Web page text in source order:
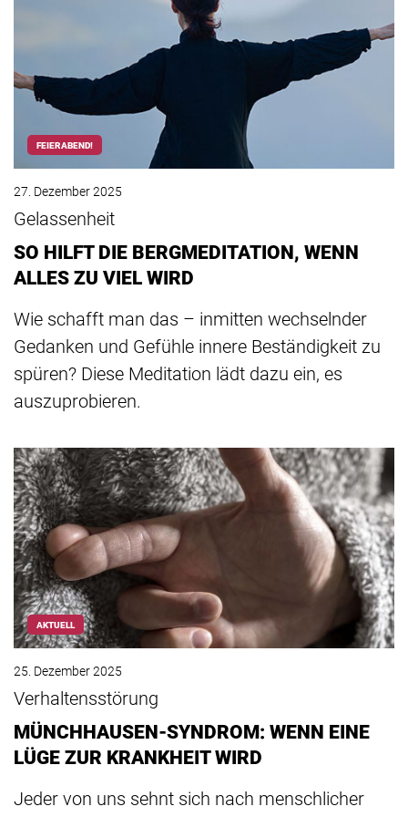
FEIERABEND!
27. Dezember 2025
Gelassenheit
SO HILFT DIE BERGMEDITATION, WENN
ALLES ZU VIEL WIRD
Wie schafft man das – inmitten wechselnder
Gedanken und Gefühle innere Beständigkeit zu
spüren? Diese Meditation lädt dazu ein, es
auszuprobieren.
AKTUELL
25. Dezember 2025
Verhaltensstörung
MÜNCHHAUSEN-SYNDROM: WENN EINE
LÜGE ZUR KRANKHEIT WIRD
Jeder von uns sehnt sich nach menschlicher